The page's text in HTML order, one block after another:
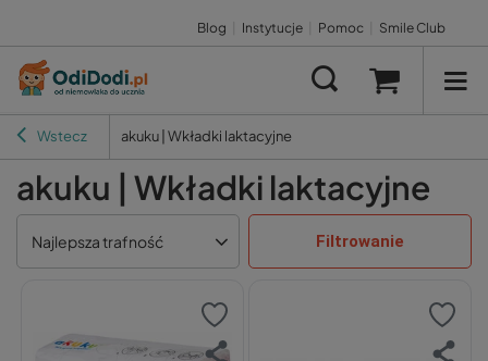
Blog Instytucje Pomoc Smile Club
Wstecz akuku | Wkładki laktacyjne
akuku | Wkładki laktacyjne
Najlepsza trafność Filtrowanie